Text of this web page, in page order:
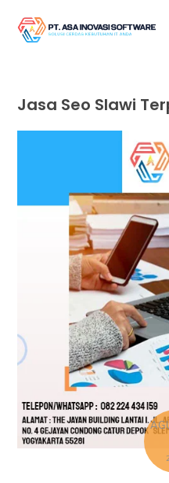
content
Jasa Seo Slawi